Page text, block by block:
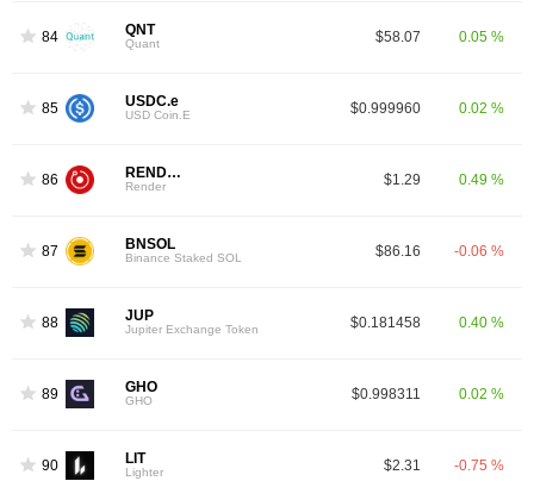
84 QNT
Quant $58.07 0.05 %
85 USDC.e
USD Coin.E $0.999960 0.02 %
86 RENDER
Render $1.29 0.49 %
87 BNSOL
Binance Staked SOL $86.16 -0.06 %
88 JUP
Jupiter Exchange Token $0.181458 0.40 %
89 GHO
GHO $0.998311 0.02 %
90 LIT
Lighter $2.31 -0.75 %